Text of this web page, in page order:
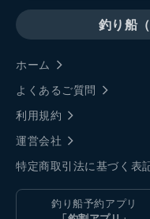
釣り船
ホーム
よくあるご質問
利用規約
運営会社
特定商取引法に基づく表
釣り船予約アプリ